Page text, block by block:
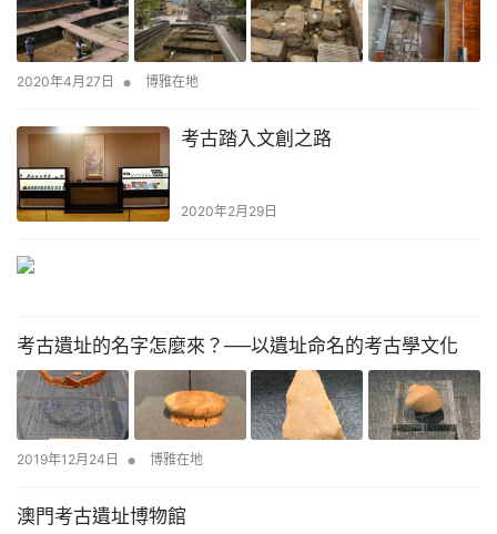
2020年4月27日 • 博雅在地
考古踏入文創之路
2020年2月29日
考古遺址的名字怎麼來？──以遺址命名的考古學文化
2019年12月24日 • 博雅在地
澳門考古遺址博物館